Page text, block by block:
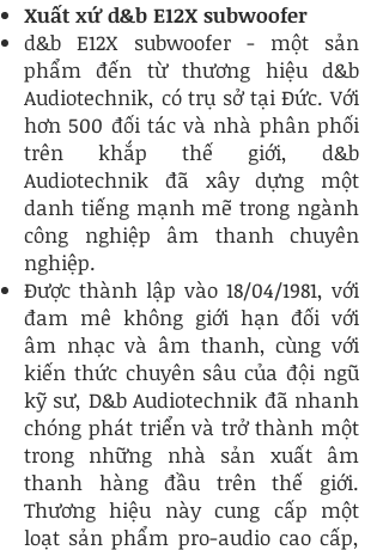
Xuất xứ d&b E12X subwoofer
d&b E12X subwoofer - một sản
phẩm đến từ thương hiệu d&b
Audiotechnik, có trụ sở tại Đức. Với
hơn 500 đối tác và nhà phân phối
trên khắp thế giới, d&b
Audiotechnik đã xây dựng một
danh tiếng mạnh mẽ trong ngành
công nghiệp âm thanh chuyên
nghiệp.
Được thành lập vào 18/04/1981, với
đam mê không giới hạn đối với
âm nhạc và âm thanh, cùng với
kiến thức chuyên sâu của đội ngũ
kỹ sư, D&b Audiotechnik đã nhanh
chóng phát triển và trở thành một
trong những nhà sản xuất âm
thanh hàng đầu trên thế giới.
Thương hiệu này cung cấp một
loạt sản phẩm pro-audio cao cấp,